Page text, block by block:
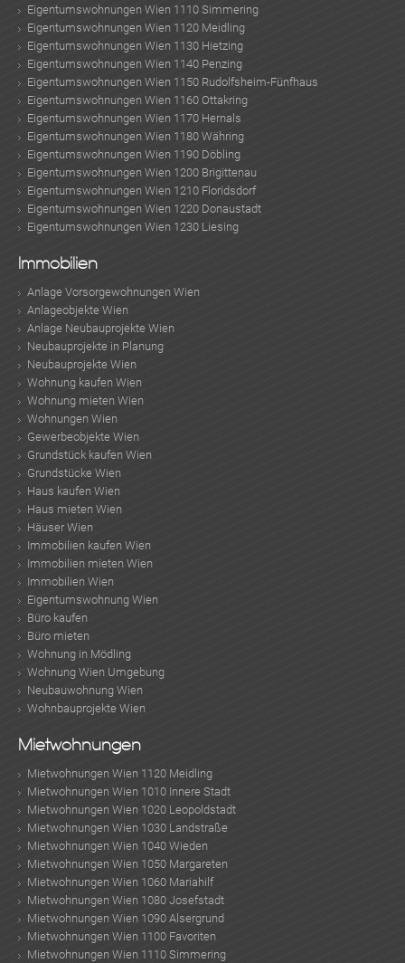
Eigentumswohnungen Wien 1110 Simmering
Eigentumswohnungen Wien 1120 Meidling
Eigentumswohnungen Wien 1130 Hietzing
Eigentumswohnungen Wien 1140 Penzing
Eigentumswohnungen Wien 1150 Rudolfsheim-Fünfhaus
Eigentumswohnungen Wien 1160 Ottakring
Eigentumswohnungen Wien 1170 Hernals
Eigentumswohnungen Wien 1180 Währing
Eigentumswohnungen Wien 1190 Döbling
Eigentumswohnungen Wien 1200 Brigittenau
Eigentumswohnungen Wien 1210 Floridsdorf
Eigentumswohnungen Wien 1220 Donaustadt
Eigentumswohnungen Wien 1230 Liesing
Immobilien
Anlage Vorsorgewohnungen Wien
Anlageobjekte Wien
Anlage Neubauprojekte Wien
Neubauprojekte in Planung
Neubauprojekte Wien
Wohnung kaufen Wien
Wohnung mieten Wien
Wohnungen Wien
Gewerbeobjekte Wien
Grundstück kaufen Wien
Grundstücke Wien
Haus kaufen Wien
Haus mieten Wien
Häuser Wien
Immobilien kaufen Wien
Immobilien mieten Wien
Immobilien Wien
Eigentumswohnung Wien
Büro kaufen
Büro mieten
Wohnung in Mödling
Wohnung Wien Umgebung
Neubauwohnung Wien
Wohnbauprojekte Wien
Mietwohnungen
Mietwohnungen Wien 1120 Meidling
Mietwohnungen Wien 1010 Innere Stadt
Mietwohnungen Wien 1020 Leopoldstadt
Mietwohnungen Wien 1030 Landstraße
Mietwohnungen Wien 1040 Wieden
Mietwohnungen Wien 1050 Margareten
Mietwohnungen Wien 1060 Mariahilf
Mietwohnungen Wien 1080 Josefstadt
Mietwohnungen Wien 1090 Alsergrund
Mietwohnungen Wien 1100 Favoriten
Mietwohnungen Wien 1110 Simmering